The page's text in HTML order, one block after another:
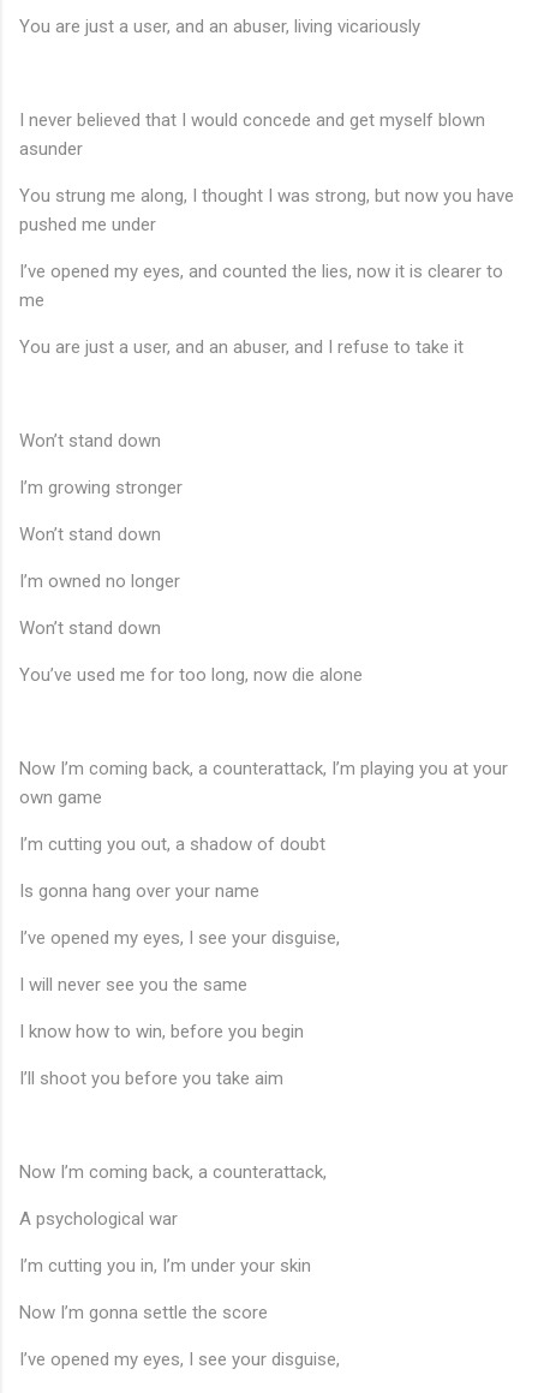
You are just a user, and an abuser, living vicariously
I never believed that I would concede and get myself blown
asunder
You strung me along, I thought I was strong, but now you have
pushed me under
I’ve opened my eyes, and counted the lies, now it is clearer to
me
You are just a user, and an abuser, and I refuse to take it
Won’t stand down
I’m growing stronger
Won’t stand down
I’m owned no longer
Won’t stand down
You’ve used me for too long, now die alone
Now I’m coming back, a counterattack, I’m playing you at your
own game
I’m cutting you out, a shadow of doubt
Is gonna hang over your name
I’ve opened my eyes, I see your disguise,
I will never see you the same
I know how to win, before you begin
I’ll shoot you before you take aim
Now I’m coming back, a counterattack,
A psychological war
I’m cutting you in, I’m under your skin
Now I’m gonna settle the score
I’ve opened my eyes, I see your disguise,
♬